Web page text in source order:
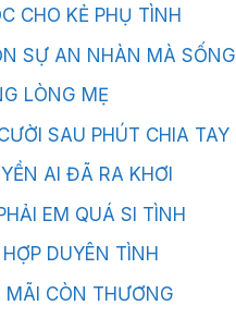
CHO KẺ PHỤ TÌNH
SỰ AN NHÀN MÀ SỐNG
LÒNG MẸ
SAU PHÚT CHIA TAY
AI ĐÃ RA KHƠI
EM QUÁ SI TÌNH
HỢP DUYÊN TÌNH
MÃI CÒN THƯƠNG